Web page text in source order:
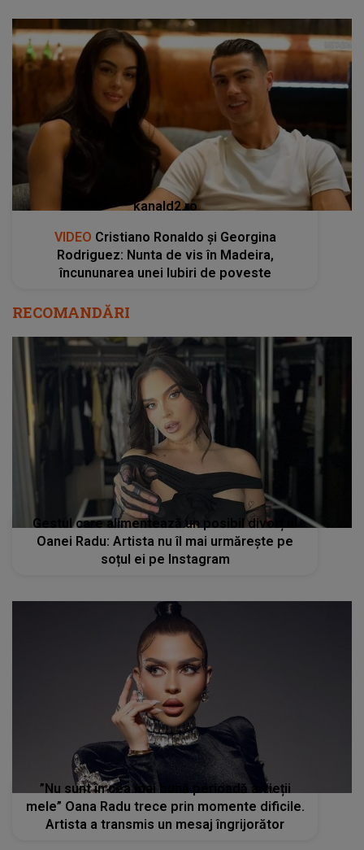
kanald2.ro
VIDEO Cristiano Ronaldo și Georgina
Rodriguez: Nunta de vis în Madeira,
încununarea unei Iubiri de poveste
RECOMANDĂRI
Gestul care alimentează un posibil divorț al
Oanei Radu: Artista nu îl mai urmărește pe
soțul ei pe Instagram
”Nu sunt în cea mai bună perioadă a vieții
mele” Oana Radu trece prin momente dificile.
Artista a transmis un mesaj îngrijorător